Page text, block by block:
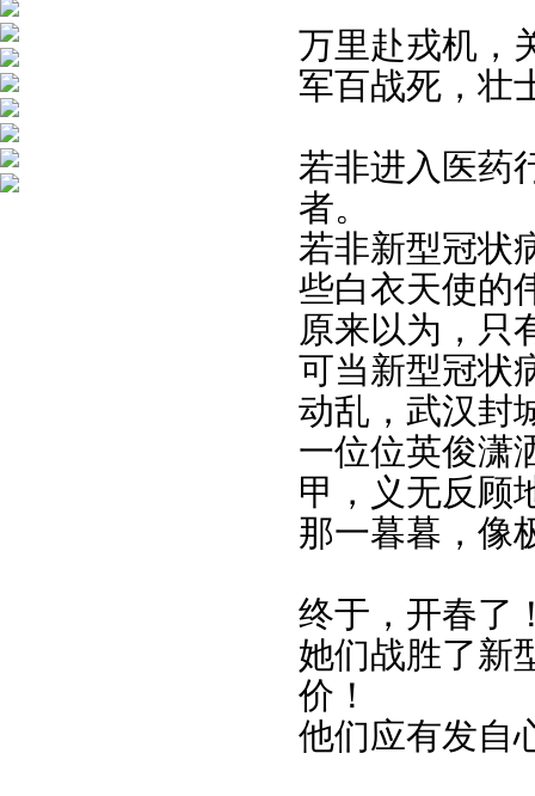
万里赴戎机，
军百战死，壮
若非进入医药
者。
若非新型冠状
些白衣天使的
原来以为，只
可当新型冠状
动乱，武汉封
一位位英俊潇
甲，义无反顾
那一暮暮，像
终于，开春了
她们战胜了新
价！
他们应有发自